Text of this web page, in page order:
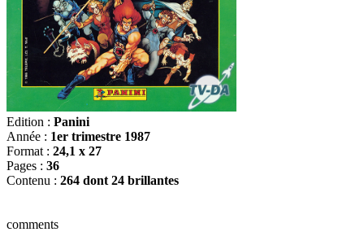
Edition : Panini
Année : 1er trimestre 1987
Format : 24,1 x 27
Pages : 36
Contenu : 264 dont 24 brillantes
comments